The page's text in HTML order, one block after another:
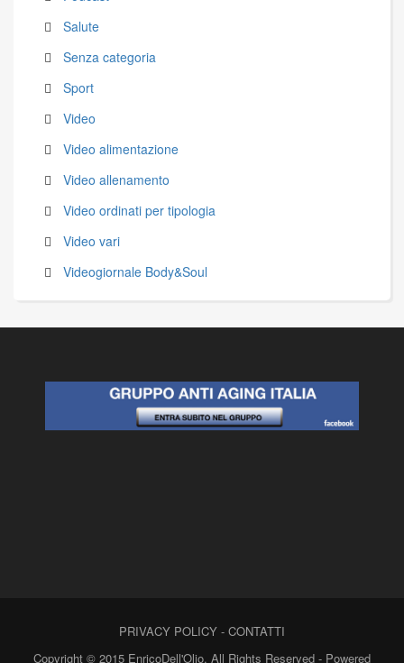
Salute
Senza categoria
Sport
Video
Video alimentazione
Video allenamento
Video ordinati per tipologia
Video vari
Videogiornale Body&Soul
PRIVACY POLICY - CONTATTI
Copyright © 2015 EnricoDell'Olio. All Rights Reserved - Powered